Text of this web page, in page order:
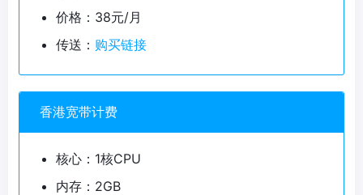
价格：38元/月
传送： 购买链接
香港宽带计费
核心：1核CPU
内存：2GB